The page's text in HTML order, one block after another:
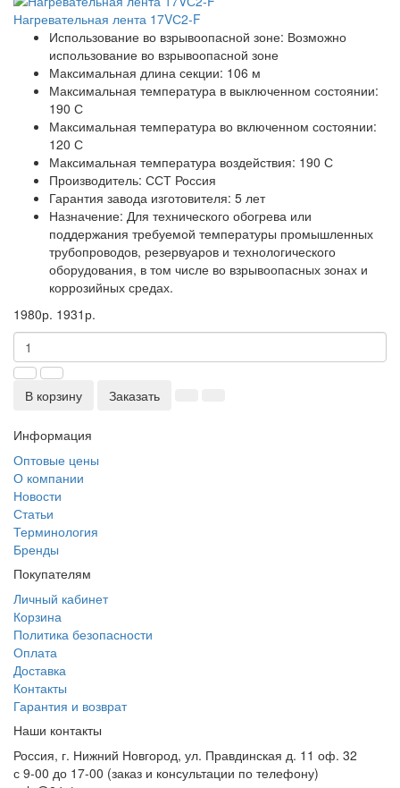
Нагревательная лента 17VС2-F
Использование во взрывоопасной зоне: Возможно
использование во взрывоопасной зоне
Максимальная длина секции: 106 м
Максимальная температура в выключенном состоянии:
190 С
Максимальная температура во включенном состоянии:
120 С
Максимальная температура воздействия: 190 С
Производитель: ССТ Россия
Гарантия завода изготовителя: 5 лет
Назначение: Для технического обогрева или
поддержания требуемой температуры промышленных
трубопроводов, резервуаров и технологического
оборудования, в том числе во взрывоопасных зонах и
коррозийных средах.
1980р. 1931р.
В корзину Заказать
Информация
Оптовые цены
О компании
Новости
Статьи
Терминология
Бренды
Покупателям
Личный кабинет
Корзина
Политика безопасности
Оплата
Доставка
Контакты
Гарантия и возврат
Наши контакты
Россия, г. Нижний Новгород, ул. Правдинская д. 11 оф. 32
с 9-00 до 17-00 (заказ и консультации по телефону)